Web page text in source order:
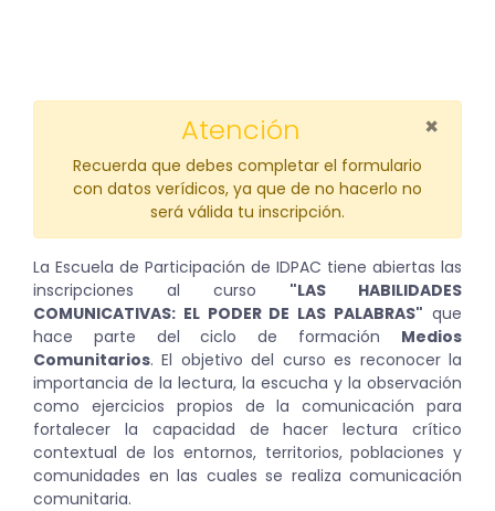
×
Atención
Recuerda que debes completar el formulario
con datos verídicos, ya que de no hacerlo no
será válida tu inscripción.
La Escuela de Participación de IDPAC tiene abiertas las
inscripciones al curso "LAS HABILIDADES
COMUNICATIVAS: EL PODER DE LAS PALABRAS" que
hace parte del ciclo de formación Medios
Comunitarios. El objetivo del curso es reconocer la
importancia de la lectura, la escucha y la observación
como ejercicios propios de la comunicación para
fortalecer la capacidad de hacer lectura crítico
contextual de los entornos, territorios, poblaciones y
comunidades en las cuales se realiza comunicación
comunitaria.